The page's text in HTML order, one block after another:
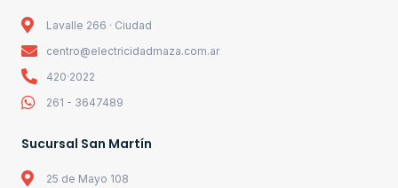
Lavalle 266 · Ciudad
centro@electricidadmaza.com.ar
420·2022
261 - 3647489
Sucursal San Martín
25 de Mayo 108